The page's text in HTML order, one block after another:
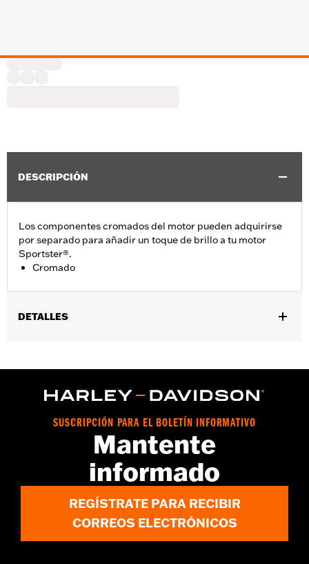
DESCRIPCIÓN
Los componentes cromados del motor pueden adquirirse
por separado para añadir un toque de brillo a tu motor
Sportster®.
Cromado
DETALLES
d.com/warrantypara más información
que se deban comprar juntas nuevas. Consultar con el
concesionario para obtener más información.
SUSCRIPCIÓN PARA EL BOLETÍN INFORMATIVO
Mantente
informado
REGÍSTRATE PARA RECIBIR
CORREOS ELECTRÓNICOS